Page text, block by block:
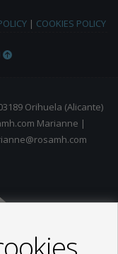
| COOKIES POLICY
Orihuela (Alicante)
Marianne |